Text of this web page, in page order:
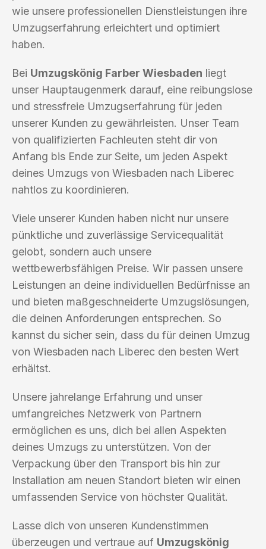
wie unsere professionellen Dienstleistungen ihre
Umzugserfahrung erleichtert und optimiert
haben.
Bei Umzugskönig Farber Wiesbaden liegt
unser Hauptaugenmerk darauf, eine reibungslose
und stressfreie Umzugserfahrung für jeden
unserer Kunden zu gewährleisten. Unser Team
von qualifizierten Fachleuten steht dir von
Anfang bis Ende zur Seite, um jeden Aspekt
deines Umzugs von Wiesbaden nach Liberec
nahtlos zu koordinieren.
Viele unserer Kunden haben nicht nur unsere
pünktliche und zuverlässige Servicequalität
gelobt, sondern auch unsere
wettbewerbsfähigen Preise. Wir passen unsere
Leistungen an deine individuellen Bedürfnisse an
und bieten maßgeschneiderte Umzugslösungen,
die deinen Anforderungen entsprechen. So
kannst du sicher sein, dass du für deinen Umzug
von Wiesbaden nach Liberec den besten Wert
erhältst.
Unsere jahrelange Erfahrung und unser
umfangreiches Netzwerk von Partnern
ermöglichen es uns, dich bei allen Aspekten
deines Umzugs zu unterstützen. Von der
Verpackung über den Transport bis hin zur
Installation am neuen Standort bieten wir einen
umfassenden Service von höchster Qualität.
Lasse dich von unseren Kundenstimmen
überzeugen und vertraue auf Umzugskönig